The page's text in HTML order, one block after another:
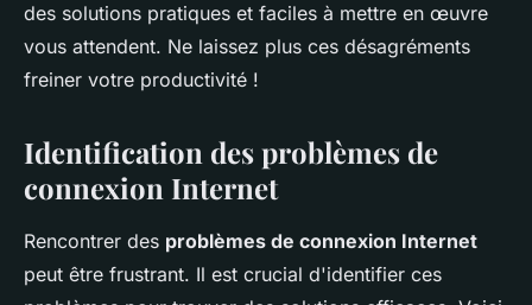
des solutions pratiques et faciles à mettre en œuvre
vous attendent. Ne laissez plus ces désagréments
freiner votre productivité !
Identification des problèmes de
connexion Internet
Rencontrer des problèmes de connexion Internet
peut être frustrant. Il est crucial d'identifier ces